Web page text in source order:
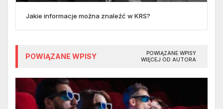
Jakie informacje można znaleźć w KRS?
POWIĄZANE WPISY
POWIĄZANE WPISY
WIĘCEJ OD AUTORA